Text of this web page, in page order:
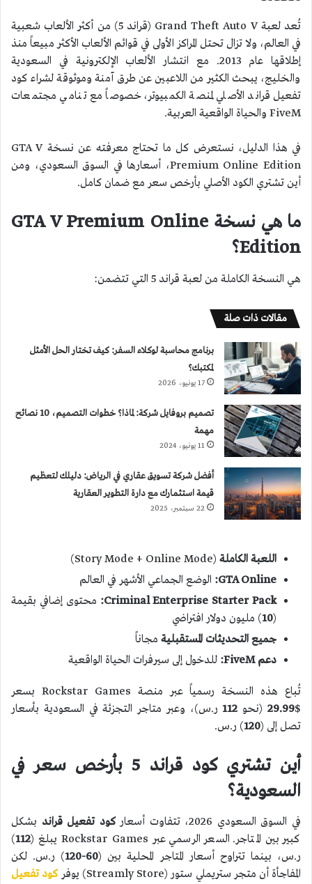
تُعد لعبة Grand Theft Auto V (قراند 5) من أكثر الألعاب شعبية
في العالم، ولا تزال تحتل المراكز الأولى في قوائم الألعاب الأكثر مبيعاً منذ
إطلاقها عام 2013. مع انتشار الألعاب الإلكترونية في السعودية
والخليج، يبحث الكثير من اللاعبين عن طرق آمنة وموثوقة لشراء كود
تفعيل قراند الأصلي لمنصة الكمبيوتر، خصوصاً مع تنامي مجتمعات
FiveM والحياة الواقعية العربية.
في هذا الدليل، نستعرض كل ما تحتاج معرفته عن نسخة GTA V
Premium Online Edition، أسعارها في السوق السعودي، ومن
أين تشتري الكود الأصلي بأرخص سعر مع ضمان كامل.
ما هي نسخة GTA V Premium Online
Edition؟
هي النسخة الكاملة من لعبة قراند 5 التي تتضمن:
مقالات ذات صلة
برنامج محاسبة لوكلاء السفر: كيف تختار الحل الأمثل
لمكتبك؟
17 يونيو، 2026
تصميم بروفايل شركة: لماذا؟ خطوات التصميم، 10 نصائح
مهمة
11 يونيو، 2024
أفضل شركة تسويق عقاري في الرياض: دليلك لتعظيم
قيمة استثمارك مع دارة التطوير العقارية
22 سبتمبر، 2025
اللعبة الكاملة (Story Mode + Online Mode)
GTA Online: الوضع الجماعي الأشهر في العالم
Criminal Enterprise Starter Pack: محتوى إضافي بقيمة
(
10) مليون دولار افتراضي
جميع التحديثات المستقبلية مجاناً
دعم FiveM:
للدخول إلى سيرفرات الحياة الواقعية
تُباع هذه النسخة رسمياً عبر منصة Rockstar Games بسعر
$
29.99(نحو 112ر.س)، وعبر متاجر التجزئة في السعودية بأسعار
تصل إلى (120) ر.س.
أين تشتري كود قراند 5 بأرخص سعر في
السعودية؟
في السوق السعودي 2026، تتفاوت أسعار كود تفعيل قراند بشكل
كبير بين المتاجر. السعر الرسمي عبر Rockstar Games يبلغ (
112
)
ر.س، بينما تتراوح أسعار المتاجر المحلية بين (60-120
) ر.س. لكن
المفاجأة أن متجر ستريملي ستور (Streamly Store) يوفر
كود تفعيل